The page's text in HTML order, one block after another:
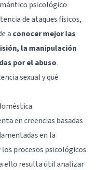
psicológico
de ataques físicos,
a conocer mejor las
la manipulación
por el abuso.
sexual y qué
en creencias basadas
en la
procesos psicológicos
ello resulta útil analizar